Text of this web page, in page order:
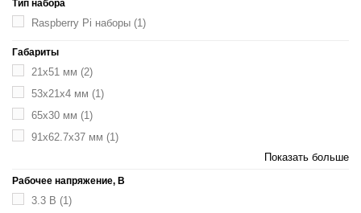
Тип набора
Raspberry Pi наборы (1)
Габариты
21x51 мм (2)
53x21x4 мм (1)
65x30 мм (1)
91x62.7x37 мм (1)
Показать больше
Рабочее напряжение, В
3.3 В (1)